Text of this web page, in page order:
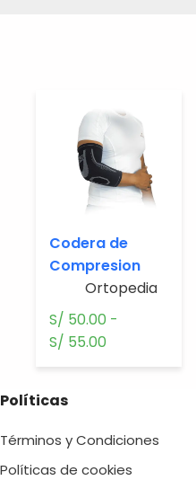
Codera de
Compresion
Ortopedia.
S/ 50.00 -
S/ 55.00
S/ 50.00
S/ 55.00
Políticas
Términos y Condiciones
Políticas de cookies